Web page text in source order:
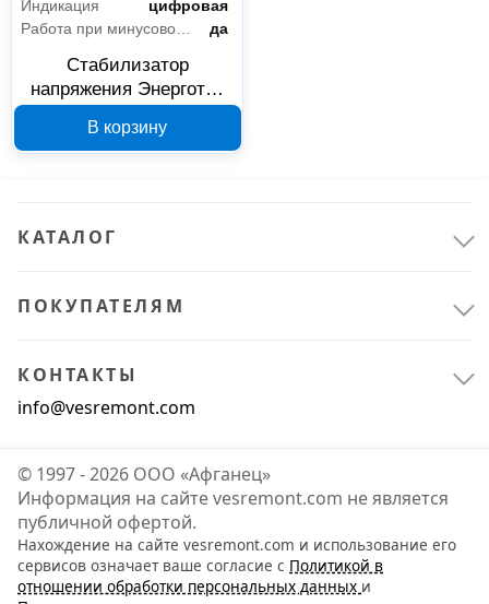
Индикация
цифровая
да
Стабилизатор
напряжения Энерготех
300 В 15866690
В корзину
КАТАЛОГ
ПОКУПАТЕЛЯМ
КОНТАКТЫ
info@vesremont.com
© 1997 - 2026 ООО «Афганец»
Информация на сайте vesremont.com не является
публичной офертой.
Нахождение на сайте vesremont.com и использование его
сервисов означает ваше согласие с Политикой в
отношении обработки персональных данных и